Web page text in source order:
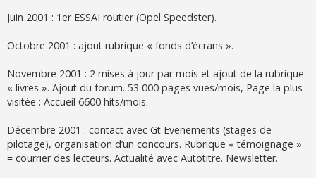
Juin 2001 : 1er ESSAI routier (Opel Speedster).
Octobre 2001 : ajout rubrique « fonds d’écrans ».
Novembre 2001 : 2 mises à jour par mois et ajout de la rubrique
« livres ». Ajout du forum. 53 000 pages vues/mois, Page la plus
visitée : Accueil 6600 hits/mois.
Décembre 2001 : contact avec Gt Evenements (stages de
pilotage), organisation d’un concours. Rubrique « témoignage »
= courrier des lecteurs. Actualité avec Autotitre. Newsletter.